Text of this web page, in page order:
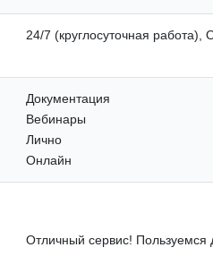
24/7 (круглосуточная работа),
Документация
Вебинары
Лично
Онлайн
Отличный сервис! Пользуемся